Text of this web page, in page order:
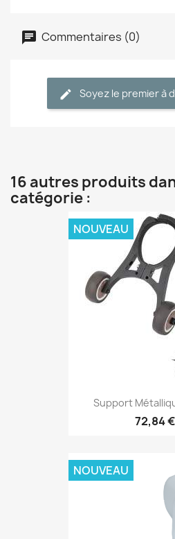
Commentaires (0)
Soyez le premier à
16 autres produits
catégorie :
Support
72,84 €
NOUVEAU
NOUVEAU